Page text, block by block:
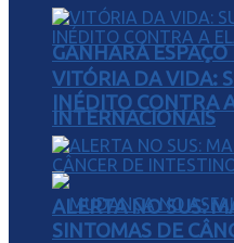
GANHARÁ
INTERNACIONAIS
VITÓRIA DA VIDA:
INÉDITO CONTRA
ALERTA NO SUS:
SINTOMAS DE